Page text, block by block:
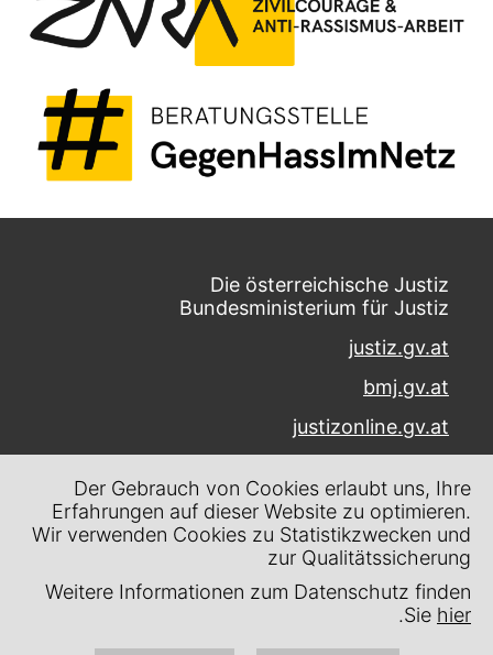
Die österreichische Justiz
Bundesministerium für Justiz
justiz.gv.at
bmj.gv.at
justizonline.gv.at
Museumstraße 7
1070 Wien
Kontakt
Impressum
Der Gebrauch von Cookies erlaubt uns, Ihre
Erfahrungen auf dieser Website zu optimieren.
Wir verwenden Cookies zu Statistikzwecken und
zur Qualitätssicherung
Weitere Informationen zum Datenschutz finden
Sie hier
.